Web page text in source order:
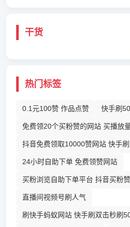
干货
热门标签
0.1元100赞 作品点赞 快手刷
免费领20个买粉赞的网站 买播放
抖音免费领取10000赞网站 快手
24小时自助下单 免费领赞网站
买粉浏览自助下单平台 抖音买粉赞
直播间视频号刷人气
刷快手蚂蚁网站 快手刷双击秒刷